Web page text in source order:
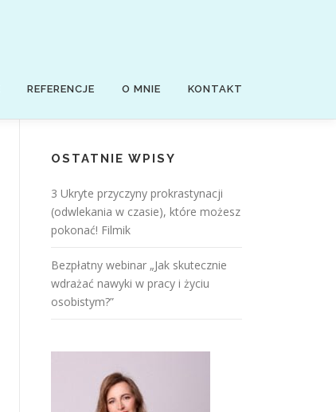
REFERENCJE O MNIE KONTAKT
OSTATNIE WPISY
3 Ukryte przyczyny prokrastynacji
(odwlekania w czasie), które możesz
pokonać! Filmik
Bezpłatny webinar „Jak skutecznie
wdrażać nawyki w pracy i życiu
osobistym?”